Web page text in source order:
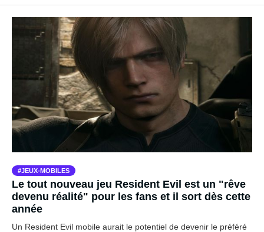
JEUX-MOBILES
Le tout nouveau jeu Resident Evil est un "rêve
devenu réalité" pour les fans et il sort dès cette
année
Un Resident Evil mobile aurait le potentiel de devenir le préféré